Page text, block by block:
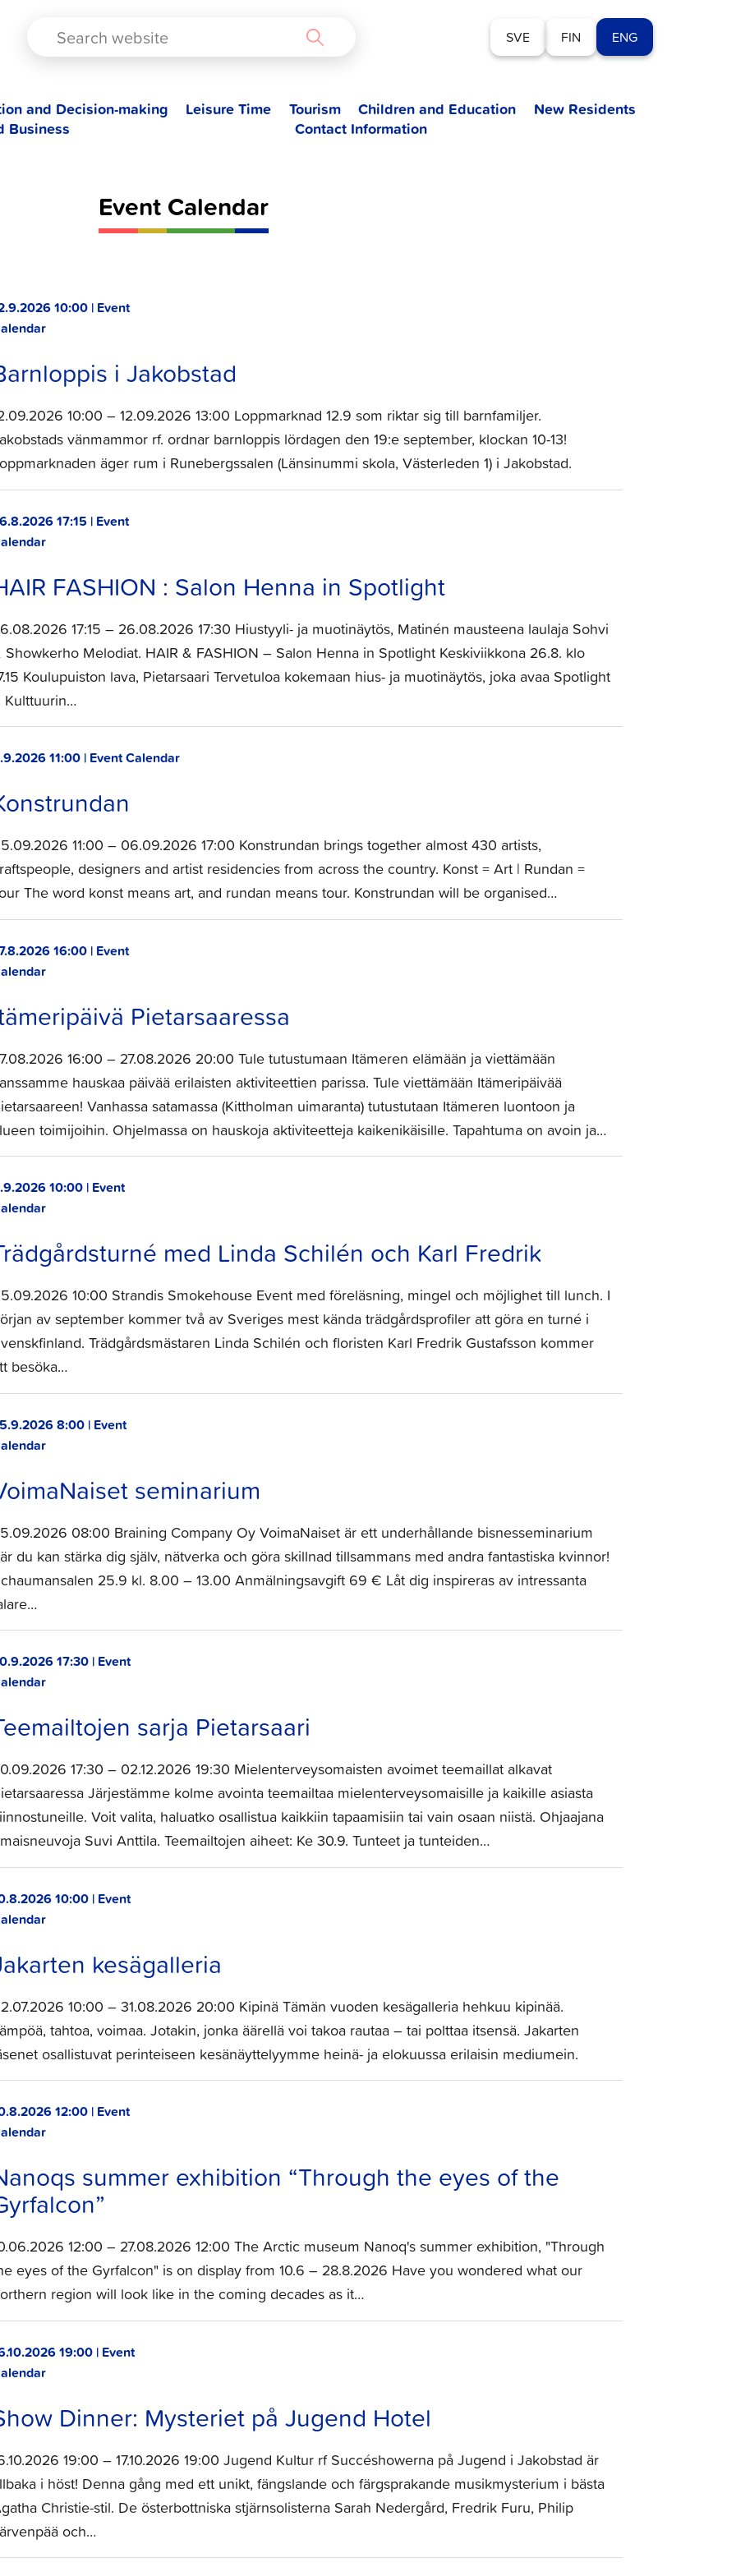
SVE FIN ENG
and Decision-making Leisure Time Tourism Children and Education
New Residents
Business
Contact Information
Event Calendar
10:00 | Event
i Jakobstad
10:00 – 12.09.2026 13:00 Loppmarknad 12.9 som riktar sig till barnfamiljer.
vänmammor rf. ordnar barnloppis lördagen den 19:e september, klockan 10-13!
äger rum i Runebergssalen (Länsinummi skola, Västerleden 1) i Jakobstad.
17:15 | Event
FASHION : Salon Henna in Spotlight
17:15 – 26.08.2026 17:30 Hiustyyli- ja muotinäytös, Matinén mausteena laulaja Sohvi
Showkerho Melodiat. HAIR & FASHION – Salon Henna in Spotlight Keskiviikkona 26.8. klo
Koulupuiston lava, Pietarsaari Tervetuloa kokemaan hius- ja muotinäytös, joka avaa Spotlight
Kulttuurin…
11:00 | Event Calendar
11:00 – 06.09.2026 17:00 Konstrundan brings together almost 430 artists,
designers and artist residencies from across the country. Konst = Art | Rundan =
The word konst means art, and rundan means tour. Konstrundan will be organised…
16:00 | Event
Pietarsaaressa
16:00 – 27.08.2026 20:00 Tule tutustumaan Itämeren elämään ja viettämään
hauskaa päivää erilaisten aktiviteettien parissa. Tule viettämään Itämeripäivää
Vanhassa satamassa (Kittholman uimaranta) tutustutaan Itämeren luontoon ja
toimijoihin. Ohjelmassa on hauskoja aktiviteetteja kaikenikäisille. Tapahtuma on avoin ja…
10:00 | Event
med Linda Schilén och Karl Fredrik
10:00 Strandis Smokehouse Event med föreläsning, mingel och möjlighet till lunch. I
av september kommer två av Sveriges mest kända trädgårdsprofiler att göra en turné i
Trädgårdsmästaren Linda Schilén och floristen Karl Fredrik Gustafsson kommer
besöka…
8:00 | Event
seminarium
08:00 Braining Company Oy VoimaNaiset är ett underhållande bisnesseminarium
du kan stärka dig själv, nätverka och göra skillnad tillsammans med andra fantastiska kvinnor!
25.9 kl. 8.00 – 13.00 Anmälningsavgift 69 € Låt dig inspireras av intressanta
17:30 | Event
sarja Pietarsaari
17:30 – 02.12.2026 19:30 Mielenterveysomaisten avoimet teemaillat alkavat
Järjestämme kolme avointa teemailtaa mielenterveysomaisille ja kaikille asiasta
Voit valita, haluatko osallistua kaikkiin tapaamisiin tai vain osaan niistä. Ohjaajana
Suvi Anttila. Teemailtojen aiheet: Ke 30.9. Tunteet ja tunteiden…
10:00 | Event
kesägalleria
10:00 – 31.08.2026 20:00 Kipinä Tämän vuoden kesägalleria hehkuu kipinää.
tahtoa, voimaa. Jotakin, jonka äärellä voi takoa rautaa – tai polttaa itsensä. Jakarten
osallistuvat perinteiseen kesänäyttelyymme heinä- ja elokuussa erilaisin mediumein.
12:00 | Event
summer exhibition “Through the eyes of the
12:00 – 27.08.2026 12:00 The Arctic museum Nanoq's summer exhibition, "Through
eyes of the Gyrfalcon" is on display from 10.6 – 28.8.2026 Have you wondered what our
region will look like in the coming decades as it…
19:00 | Event
Dinner: Mysteriet på Jugend Hotel
19:00 – 17.10.2026 19:00 Jugend Kultur rf Succéshowerna på Jugend i Jakobstad är
i höst! Denna gång med ett unikt, fängslande och färgsprakande musikmysterium i bästa
Christie-stil. De österbottniska stjärnsolisterna Sarah Nedergård, Fredrik Furu, Philip
och…